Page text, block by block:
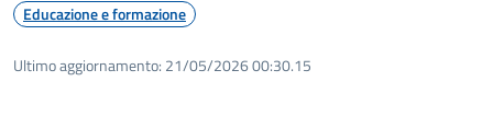
Educazione e formazione
Ultimo aggiornamento: 21/05/2026 00:30.15